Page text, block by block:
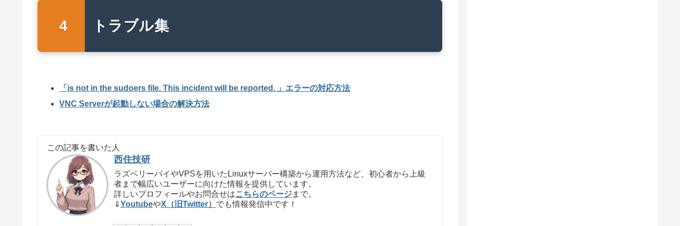
トラブル集
「is not in the sudoers file. This incident will be reported. 」エラーの対応方法
VNC Serverが起動しない場合の解決方法
この記事を書いた人
西住技研
ラズベリーパイやVPSを用いたLinuxサーバー構築から運用方法など、初心者から上級
者まで幅広いユーザーに向けた情報を提供しています。
詳しいプロフィールやお問合せはこちらのページまで。
⇓YoutubeやX（旧Twitter） でも情報発信中です！